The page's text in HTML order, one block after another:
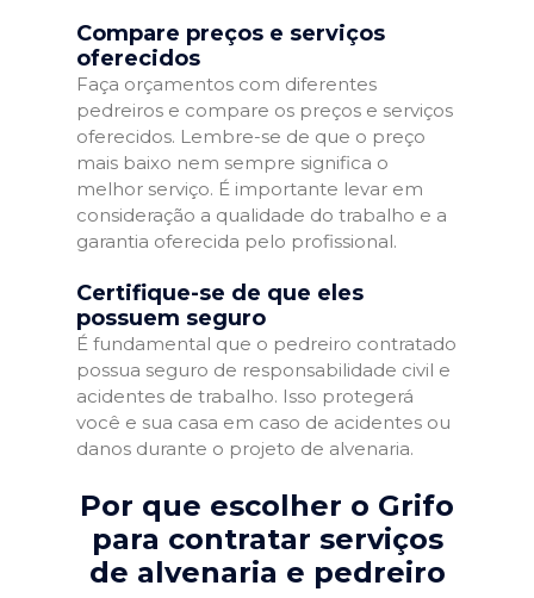
Compare preços e serviços
oferecidos
Faça orçamentos com diferentes
pedreiros e compare os preços e serviços
oferecidos. Lembre-se de que o preço
mais baixo nem sempre significa o
melhor serviço. É importante levar em
consideração a qualidade do trabalho e a
garantia oferecida pelo profissional.
Certifique-se de que eles
possuem seguro
É fundamental que o pedreiro contratado
possua seguro de responsabilidade civil e
acidentes de trabalho. Isso protegerá
você e sua casa em caso de acidentes ou
danos durante o projeto de alvenaria.
Por que escolher o Grifo
para contratar serviços
de alvenaria e pedreiro